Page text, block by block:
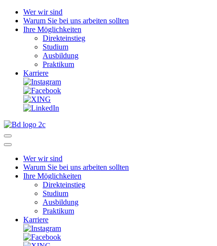
Wer wir sind
Warum Sie bei uns arbeiten sollten
Ihre Möglichkeiten
Direkteinstieg
Studium
Ausbildung
Praktikum
Karriere
Wer wir sind
Warum Sie bei uns arbeiten sollten
Ihre Möglichkeiten
Direkteinstieg
Studium
Ausbildung
Praktikum
Karriere